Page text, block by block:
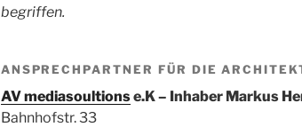
begriffen.
ANSPRECHPARTNER FÜR DIE
AV mediasoultionse.K – Inhaber Markus
Bahnhofstr. 33